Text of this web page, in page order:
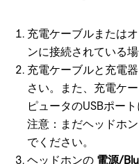
充電ケーブルまたは
ンに接続されている
充電ケーブルと充電
さい。また、充電ケ
ピュータのUSBポー
注意：まだヘッドホ
でください。
ヘッドホンの 電源/